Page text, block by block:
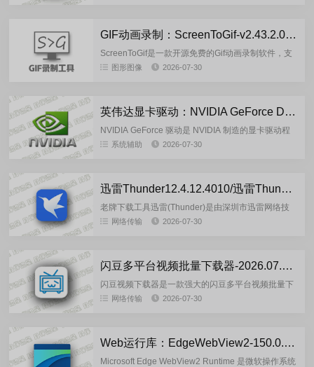
GIF动画录制：ScreenToGif-v2.43.2.0 多语言单文件版
ScreenToGif是一款开源免费的Gif动画录制软件，支
持录制屏幕、录制摄像头、录制画板、图像编辑器等
图形图像 2026-07-30
英伟达显卡驱动：NVIDIA GeForce Desktop Studio 610.88 多语言精简版
NVIDIA GeForce 驱动是 NVIDIA 制造的显卡驱动程
序。专为运行在Windows操作系统上的GeForce显卡
系统辅助 2026-07-30
迅雷Thunder12.4.12.4010/迅雷Thunder17 25.0.91.1602 去广告绿色精简版
老牌下载工具迅雷(Thunder)是由深圳市迅雷网络技
术有限公司开发的国产免费下载工具，采用P2SP技
网络传输 2026-07-30
闪豆多平台视频批量下载器-2026.07.29 安装版
闪豆视频下载器是一款强大的闪豆多平台视频批量下
载器，支持解析多个视频站,支持批量下载，转码自动
网络传输 2026-07-30
Web运行库：EdgeWebView2-150.0.4078.105 精简优化版
Microsoft Edge WebView2 Runtime 是微软操作系统